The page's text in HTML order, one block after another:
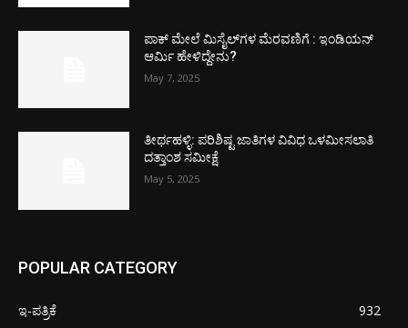
ಪಾಕ್​ ಮೇಲೆ ಮಿಸೈಲ್​ಗಳ ಮೆರವಣಿಗೆ : ಇಂಡಿಯನ್
ಆರ್ಮಿ ಹೇಳಿದ್ದೇನು?
May 7, 2025
ತೀರ್ಥಹಳ್ಳಿ: ಪರಿಶಿಷ್ಟ ಜಾತಿಗಳ ವಿವಿಧ ಒಳಮೀಸಲಾತಿ
ದತ್ತಾಂಶ ಸಮೀಕ್ಷೆ
May 5, 2025
POPULAR CATEGORY
ಇ-ಪತ್ರಿಕೆ
932